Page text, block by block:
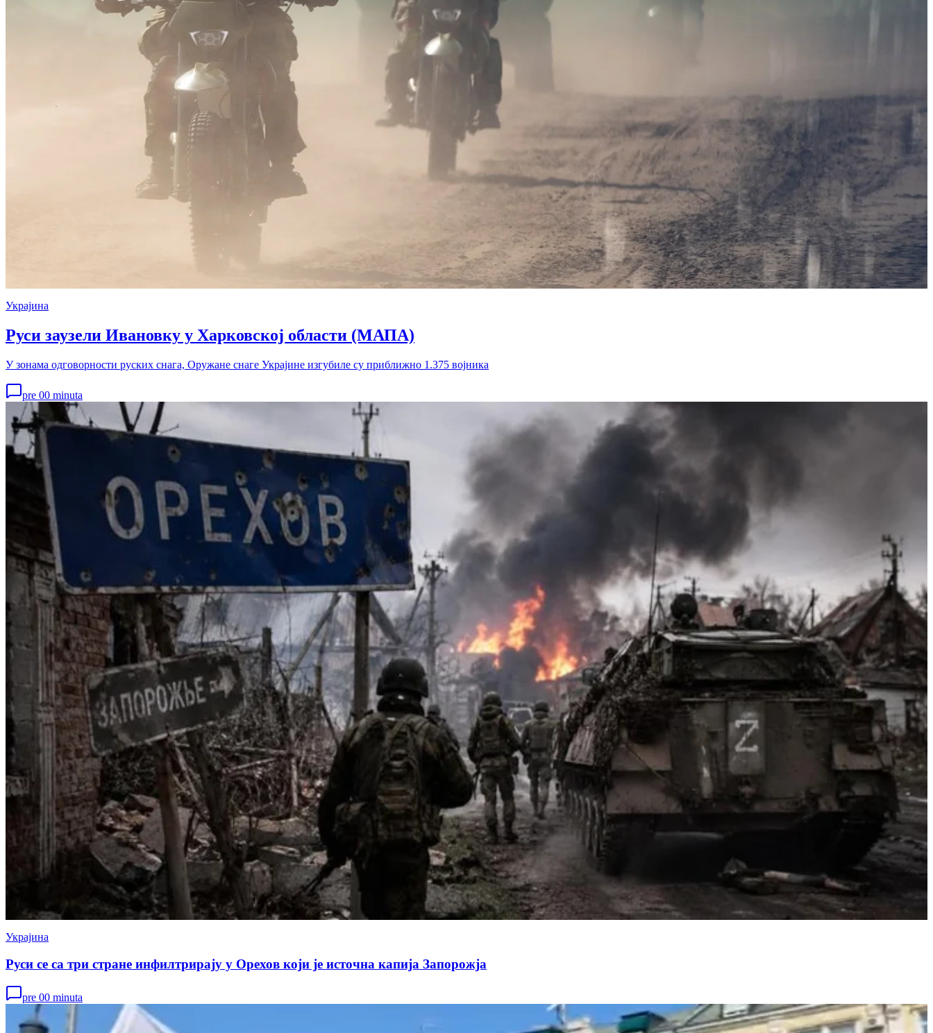
Украјина
Руси заузели Ивановку у Харковској области (МАПА)
У зонама одговорности руских снага, Оружане снаге Украјине изгубиле су приближно 1.375 војника
pre 00 minuta
Украјина
Руси се са три стране инфилтрирају у Орехов који је источна капија Запорожја
pre 00 minuta